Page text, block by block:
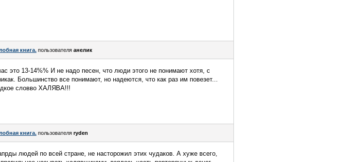
книга. пользователя анелик
это 13-14%% И не надо песен, что люди этого не понимают хотя, с
Большинство все понимают, но надеются, что как раз им повезет...
словво ХАЛЯВА!!!
книга. пользователя ryden
людей по всей стране, не насторожил этих чудаков. А хуже всего,